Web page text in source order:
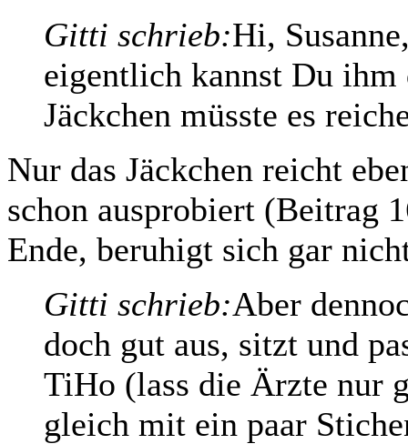
Gitti schrieb:Hi,
eigentlich kannst Du ihm
Jäckchen müsste es
Nur das Jäckchen reicht
schon ausprobiert (Beitrag
Ende, beruhigt sich gar
Gitti schrieb:Aber
doch gut aus, sitzt und
TiHo (lass die Ärzte nur
gleich mit ein paar